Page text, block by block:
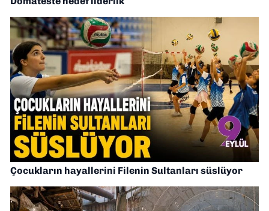
Çocukların hayallerini Filenin Sultanları süslüyor